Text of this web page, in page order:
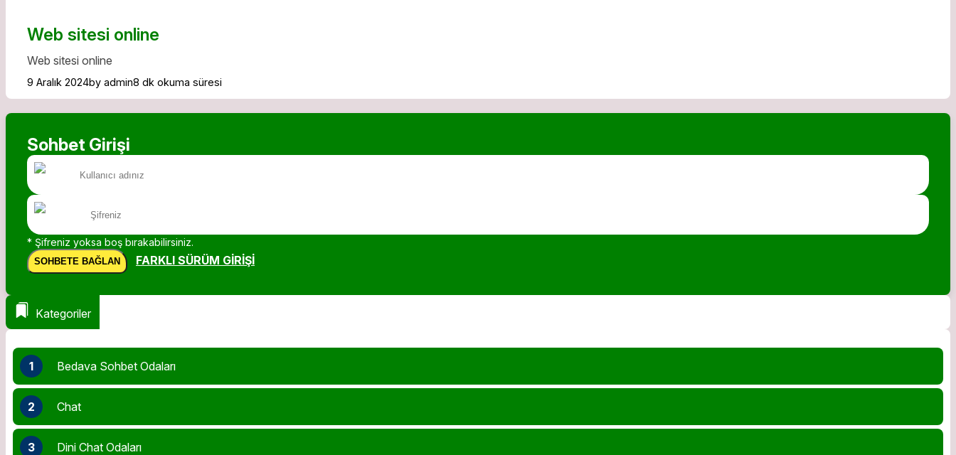
Web sitesi online
Web sitesi online
9 Aralık 2024by admin8 dk okuma süresi
Sohbet Girişi
* Şifreniz yoksa boş bırakabilirsiniz.
SOHBETE BAĞLAN FARKLI SÜRÜM GIRIŞI
Kategoriler
1 Bedava Sohbet Odaları
2 Chat
3 Dini Chat Odaları